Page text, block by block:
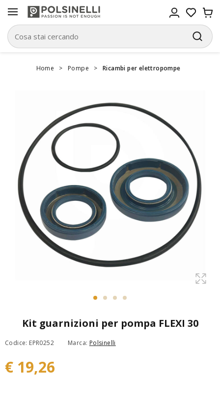
Home > Pompe > Ricambi per elettropompe
Kit guarnizioni per pompa FLEXI 30
Codice: EPR0252 Marca: Polsinelli
€ 19,26